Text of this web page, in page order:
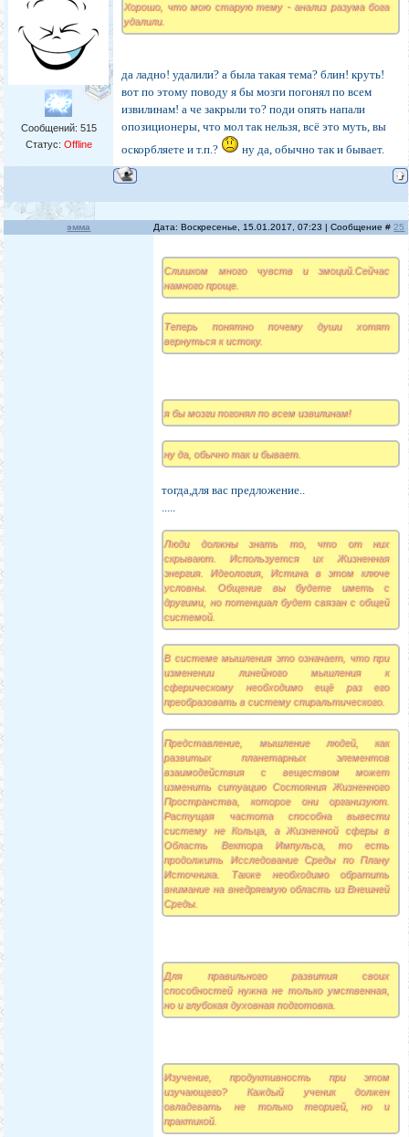
Сообщений: 515
Статус: Offline
Хорошо, что мою старую тему - анализ разума бога
удалили.
да ладно! удалили? а была такая тема? блин! круть!
вот по этому поводу я бы мозги погонял по всем
извилинам! а че закрыли то? поди опять напали
опозиционеры, что мол так нельзя, всё это муть, вы
оскорбляете и т.п.?
ну да, обычно так и бывает.
эмма Дата: Воскресенье, 15.01.2017, 07:23 | Сообщение #25
Слишком много чувств и эмоций.Сейчас
намного проще.
Теперь понятно почему души хотят
вернуться к истоку.
я бы мозги погонял по всем извилинам!
ну да, обычно так и бывает.
тогда,для вас предложение..
.....
Люди должны знать то, что от них
скрывают. Используется их Жизненная
энергия. Идеология, Истина в этом ключе
условны. Общение вы будете иметь с
другими, но потенциал будет связан с общей
системой.
В системе мышления это означает, что при
изменении линейного мышления к
сферическому необходимо ещё раз его
преобразовать в систему спиральтического.
Представление, мышление людей, как
развитых планетарных элементов
взаимодействия с веществом может
изменить ситуацию Состояния Жизненного
Пространства, которое они организуют.
Растущая частота способна вывести
систему не Кольца, а Жизненной сферы в
Область Вектора Импульса, то есть
продолжить Исследование Среды по Плану
Источника. Также необходимо обратить
внимание на внедряемую область из Внешней
Среды.
Для правильного развития своих
способностей нужна не только умственная,
но и глубокая духовная подготовка.
Изучение, продуктивность при этом
изучающего? Каждый ученик должен
овладевать не только теорией, но и
практикой.